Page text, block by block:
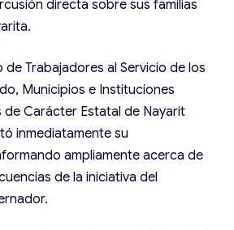
directa sobre sus familias
de Trabajadores al Servicio de los
Municipios e Instituciones
de Carácter Estatal de Nayarit
inmediatamente su
ampliamente acerca de
de la iniciativa del